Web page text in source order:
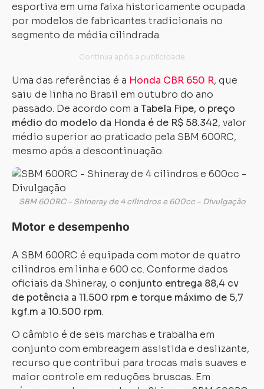
esportiva em uma faixa historicamente ocupada
por modelos de fabricantes tradicionais no
segmento de média cilindrada.
Uma das referências é a Honda CBR 650 R, que
saiu de linha no Brasil em outubro do ano
passado. De acordo com a Tabela Fipe, o preço
médio do modelo da Honda é de R$ 58.342, valor
médio superior ao praticado pela SBM 600RC,
mesmo após a descontinuação.
SBM 600RC – Shineray de 4 cilindros e 600cc – Divulgação
Motor e desempenho
A SBM 600RC é equipada com motor de quatro
cilindros em linha e 600 cc. Conforme dados
oficiais da Shineray, o conjunto entrega 88,4 cv
de potência a 11.500 rpm e torque máximo de 5,7
kgf.m a 10.500 rpm.
O câmbio é de seis marchas e trabalha em
conjunto com embreagem assistida e deslizante,
recurso que contribui para trocas mais suaves e
maior controle em reduções bruscas. Em